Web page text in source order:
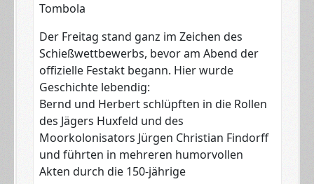
Tombola
​Der Freitag stand ganz im Zeichen des
Schießwettbewerbs, bevor am Abend der
offizielle Festakt begann. Hier wurde
Geschichte lebendig:
​Bernd und Herbert schlüpften in die Rollen
des Jägers Huxfeld und des
Moorkolonisators Jürgen Christian Findorff
und führten in mehreren humorvollen
Akten durch die 150-jährige